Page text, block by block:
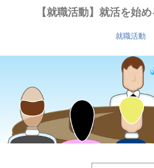
【就職活動】就活を始
就職活動